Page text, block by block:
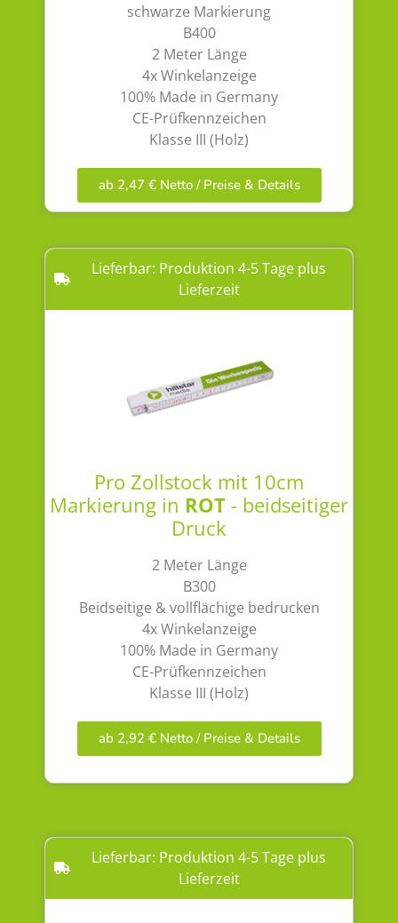
schwarze Markierung
B400
2 Meter Länge
4x Winkelanzeige
100% Made in Germany
CE-Prüfkennzeichen
Klasse III (Holz)
ab 2,47 € Netto / Preise & Details
Lieferbar: Produktion 4-5 Tage plus
Lieferzeit
Pro Zollstock mit 10cm
Markierung in ROT- beidseitiger
Druck
2 Meter Länge
B300
Beidseitige & vollflächige bedrucken
4x Winkelanzeige
100% Made in Germany
CE-Prüfkennzeichen
Klasse III (Holz)
ab 2,92 € Netto / Preise & Details
Lieferbar: Produktion 4-5 Tage plus
Lieferzeit